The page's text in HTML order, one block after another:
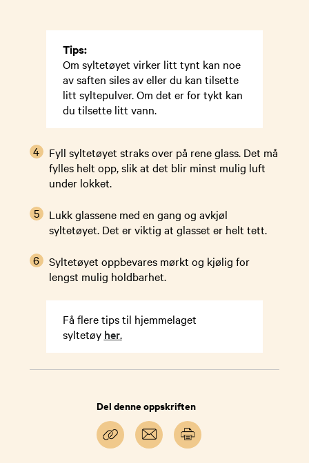
Tips:
Om syltetøyet virker litt tynt kan noe
av saften siles av eller du kan tilsette
litt syltepulver. Om det er for tykt kan
du tilsette litt vann.
Fyll syltetøyet straks over på rene glass. Det må
fylles helt opp, slik at det blir minst mulig luft
under lokket.
Lukk glassene med en gang og avkjøl
syltetøyet. Det er viktig at glasset er helt tett.
Syltetøyet oppbevares mørkt og kjølig for
lengst mulig holdbarhet.
Få flere tips til hjemmelaget
syltetøy her.
Del denne oppskriften